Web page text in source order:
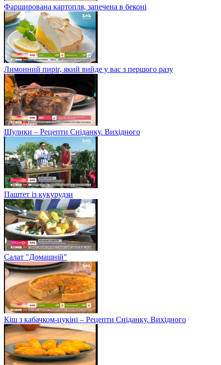
Фарширована картопля, запечена в беконі
Лимонний пиріг, який вийде у вас з першого разу
Шулики – Рецепти Сніданку. Вихідного
Паштет із кукурудзи
Салат "Домашній"
Кіш з кабачком-цукіні – Рецепти Сніданку. Вихідного